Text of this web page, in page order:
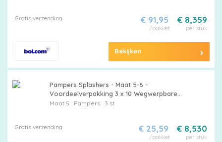
Gratis verzending € 8,359
per stuk
€ 91,95
/pakket
Bekijken
Pampers Splashers - Maat 5-6 -
Voordeelverpakking 3 x 10 Wegwerpbare
Zwemluiers
Maat 5 Pampers3 st
Gratis verzending € 8,530
per stuk
€ 25,59
/pakket